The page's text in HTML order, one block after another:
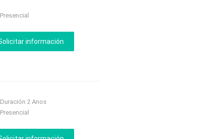
Presencial
Duración 2 Anos
Presencial